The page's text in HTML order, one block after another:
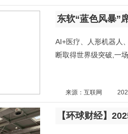
东软“蓝色风暴”
AI+医疗、人形机器人
断取得世界级突破,一
来源：互联网